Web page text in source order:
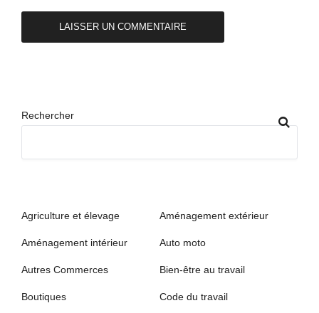
Rechercher
Agriculture et élevage Aménagement extérieur
Aménagement intérieur Auto moto
Autres Commerces Bien-être au travail
Boutiques Code du travail